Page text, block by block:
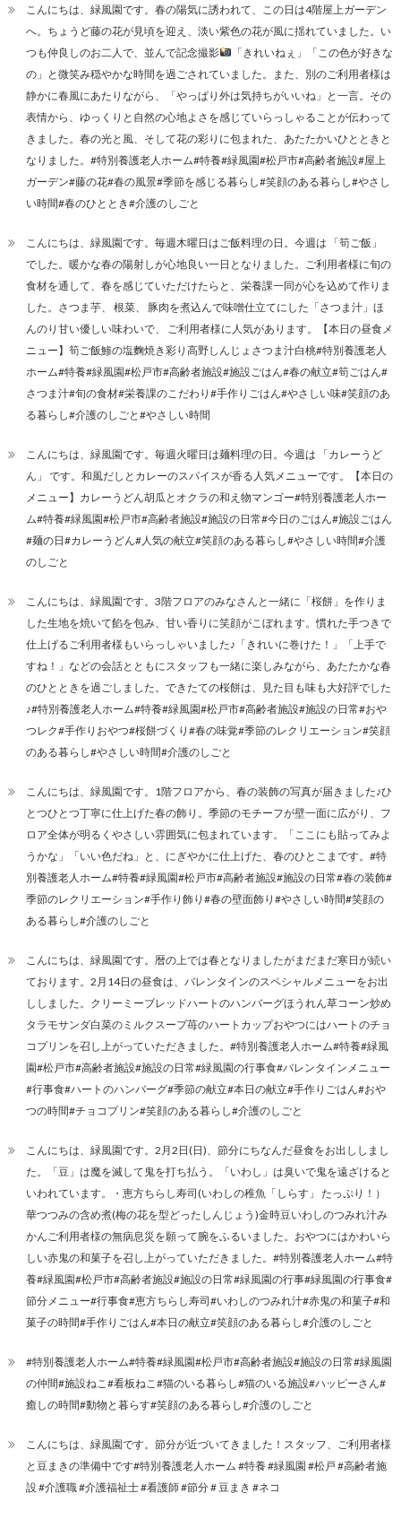
ョ
ン
こんにちは、緑風園です。春の陽気に誘われて、この日は4階屋上ガーデン
へ。ちょうど藤の花が見頃を迎え、淡い紫色の花が風に揺れていました。い
つも仲良しのお二人で、並んで記念撮影
「きれいねぇ」「この色が好きな
の」と微笑み穏やかな時間を過ごされていました。また、別のご利用者様は
静かに春風にあたりながら、「やっぱり外は気持ちがいいね」と一言。その
表情から、ゆっくりと自然の心地よさを感じていらっしゃることが伝わって
きました。春の光と風、そして花の彩りに包まれた、あたたかいひとときと
なりました。#特別養護老人ホーム#特養#緑風園#松戸市#高齢者施設#屋上
ガーデン#藤の花#春の風景#季節を感じる暮らし#笑顔のある暮らし#やさし
い時間#春のひととき#介護のしごと
こんにちは、緑風園です。毎週木曜日はご飯料理の日。今週は 「筍ご飯」
でした。暖かな春の陽射しが心地良い一日となりました。ご利用者様に旬の
食材を通して、春を感じていただけたらと、栄養課一同が心を込めて作りま
した。さつま芋、 根菜、 豚肉を煮込んで味噌仕立てにした「さつま汁」ほ
んのり甘い優しい味わいで、 ご利用者様に人気があります。【本日の昼食メ
ニュー】筍ご飯鯵の塩麴焼き彩り高野しんじょさつま汁白桃#特別養護老人
ホーム#特養#緑風園#松戸市#高齢者施設#施設ごはん#春の献立#筍ごはん#
さつま汁#旬の食材#栄養課のこだわり#手作りごはん#やさしい味#笑顔のあ
る暮らし#介護のしごと#やさしい時間
こんにちは、緑風園です。毎週火曜日は麺料理の日。今週は 「カレーうど
ん」 です。和風だしとカレーのスパイスが香る人気メニューです。【本日の
メニュー】カレーうどん胡瓜とオクラの和え物マンゴー#特別養護老人ホー
ム#特養#緑風園#松戸市#高齢者施設#施設の日常#今日のごはん#施設ごはん
#麺の日#カレーうどん#人気の献立#笑顔のある暮らし#やさしい時間#介護
のしごと
こんにちは、緑風園です。3階フロアのみなさんと一緒に「桜餅」を作りま
した生地を焼いて餡を包み、甘い香りに笑顔がこぼれます。慣れた手つきで
仕上げるご利用者様もいらっしゃいました♪「きれいに巻けた！」「上手で
すね！」などの会話とともにスタッフも一緒に楽しみながら、あたたかな春
のひとときを過ごしました。できたての桜餅は、見た目も味も大好評でした
♪#特別養護老人ホーム#特養#緑風園#松戸市#高齢者施設#施設の日常#おや
つレク#手作りおやつ#桜餅づくり#春の味覚#季節のレクリエーション#笑顔
のある暮らし#やさしい時間#介護のしごと
こんにちは、緑風園です。1階フロアから、春の装飾の写真が届きました♪ひ
とつひとつ丁寧に仕上げた春の飾り。季節のモチーフが壁一面に広がり、フ
ロア全体が明るくやさしい雰囲気に包まれています。「ここにも貼ってみよ
うかな」「いい色だね」と、にぎやかに仕上げた、春のひとこまです。#特
別養護老人ホーム#特養#緑風園#松戸市#高齢者施設#施設の日常#春の装飾#
季節のレクリエーション#手作り飾り#春の壁面飾り#やさしい時間#笑顔の
ある暮らし#介護のしごと
こんにちは、緑風園です。暦の上では春となりましたがまだまだ寒日が続い
ております。2月14日の昼食は、バレンタインのスペシャルメニューをお出
ししました。クリーミーブレッドハートのハンバーグほうれん草コーン炒め
タラモサンダ白菜のミルクスープ苺のハートカップおやつにはハートのチョ
コプリンを召し上がっていただきました。#特別養護老人ホーム#特養#緑風
園#松戸市#高齢者施設#施設の日常#緑風園の行事食#バレンタインメニュー
#行事食#ハートのハンバーグ#季節の献立#本日の献立#手作りごはん#おや
つの時間#チョコプリン#笑顔のある暮らし#介護のしごと
こんにちは、緑風園です。2月2日(日)、節分にちなんだ昼食をお出ししまし
た。「豆」は魔を滅して鬼を打ち払う。「いわし」は臭いで鬼を遠ざけると
いわれています。・恵方ちらし寿司(いわしの稚魚「しらす」 たっぷり！）
華つつみの含め煮(梅の花を型どったしんじょう)金時豆いわしのつみれ汁み
かんご利用者様の無病息災を願って腕をふるいました。おやつにはかわいら
しい赤鬼の和菓子を召し上がっていただきました。#特別養護老人ホーム#特
養#緑風園#松戸市#高齢者施設#施設の日常#緑風園の行事#緑風園の行事食#
節分メニュー#行事食#恵方ちらし寿司#いわしのつみれ汁#赤鬼の和菓子#和
菓子の時間#手作りごはん#本日の献立#笑顔のある暮らし#介護のしごと
#特別養護老人ホーム#特養#緑風園#松戸市#高齢者施設#施設の日常#緑風園
の仲間#施設ねこ#看板ねこ#猫のいる暮らし#猫のいる施設#ハッピーさん#
癒しの時間#動物と暮らす#笑顔のある暮らし#介護のしごと
こんにちは、緑風園です。節分が近づいてきました！スタッフ、ご利用者様
と豆まきの準備中です#特別養護老人ホーム #特養 #緑風園 #松戸 #高齢者施
設 #介護職 #介護福祉士 #看護師 #節分 # 豆まき #ネコ